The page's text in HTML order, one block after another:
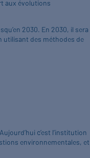
aux évolutions
2030. En 2030, il sera
utilisant des méthodes de
c’est l’institution
environnementales, et